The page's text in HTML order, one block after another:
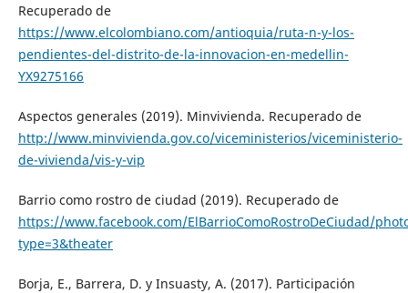
Recuperado de
https://www.elcolombiano.com/antioquia/ruta-n-y-los-
pendientes-del-distrito-de-la-innovacion-en-medellin-
YX9275166
Aspectos generales (2019). Minvivienda. Recuperado de
http://www.minvivienda.gov.co/viceministerios/viceministerio-
de-vivienda/vis-y-vip
Barrio como rostro de ciudad (2019). Recuperado de
https://www.facebook.com/ElBarrioComoRostroDeCiudad/
type=3&theater
Borja, E., Barrera, D. y Insuasty, A. (2017). Participación